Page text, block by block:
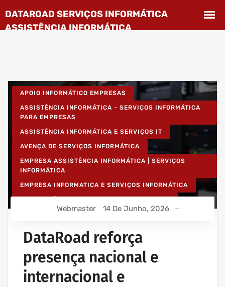
APOIO INFORMÁTICO EMPRESAS
ASSISTÊNCIA INFORMÁTICA - SERVIÇOS INFORMÁTICA
PARA EMPRESAS
ASSISTÊNCIA INFORMÁTICA E SERVIÇOS IT
AVENÇA DE SERVIÇOS INFORMÁTICA
EMPRESA ASSISTÊNCIA INFORMÁTICA | SERVIÇOS
INFORMÁTICA
EMPRESA INFORMATICA E SERVIÇOS INFORMÁTICA
MANUTENÇÃO INFORMÁTICA EMPRESAS
PROJETOS CABLAGEM E REDES INFORMÁTICA
Webmaster 14 De Junho, 2026
DataRoad reforça
presença nacional e
internacional e